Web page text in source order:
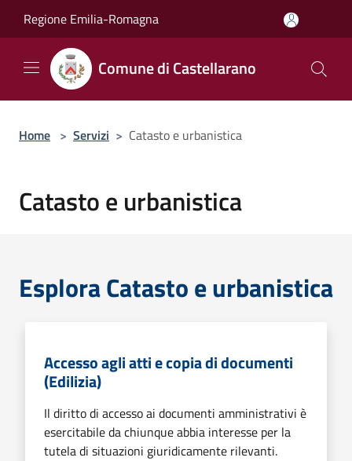
Regione Emilia-Romagna
Comune di Castellarano
Home > Servizi > Catasto e urbanistica
Catasto e urbanistica
Esplora Catasto e urbanistica
Accesso agli atti e copia di documenti
(Edilizia)
Il diritto di accesso ai documenti amministrativi è
esercitabile da chiunque abbia interesse per la
tutela di situazioni giuridicamente rilevanti.